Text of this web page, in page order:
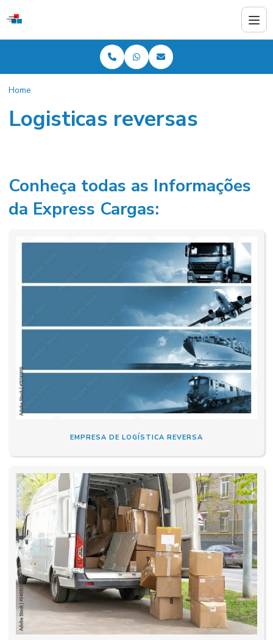
Home
Logisticas reversas
Conheça todas as Informações
da Express Cargas:
EMPRESA DE LOGÍSTICA REVERSA